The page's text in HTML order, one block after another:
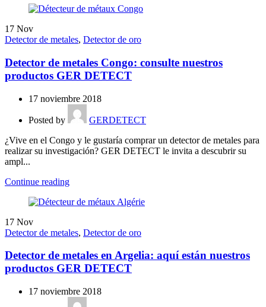
17 Nov
Detector de metales, Detector de oro
Detector de metales Congo: consulte nuestros
productos GER DETECT
17 noviembre 2018
Posted by
GERDETECT
¿Vive en el Congo y le gustaría comprar un detector de metales para
realizar su investigación? GER DETECT le invita a descubrir su
ampl...
Continue reading
17 Nov
Detector de metales, Detector de oro
Detector de metales en Argelia: aquí están nuestros
productos GER DETECT
17 noviembre 2018